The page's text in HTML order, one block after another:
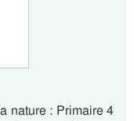
nature : Primaire 4